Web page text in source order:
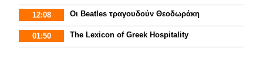
12:08 Οι Beatles τραγουδούν Θεοδωράκη
01:50 The Lexicon of Greek Hospitality